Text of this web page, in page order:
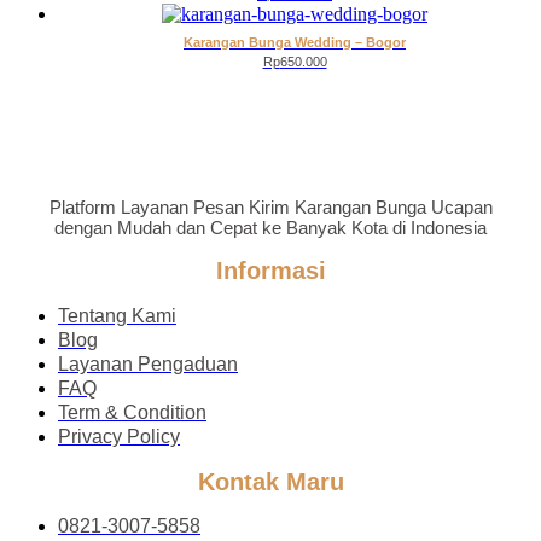
Karangan Bunga Wedding – Bogor
Rp650.000
Platform Layanan Pesan Kirim Karangan Bunga Ucapan
dengan Mudah dan Cepat ke Banyak Kota di Indonesia
Informasi
Tentang Kami
Blog
Layanan Pengaduan
FAQ
Term & Condition
Privacy Policy
Kontak Maru
0821-3007-5858